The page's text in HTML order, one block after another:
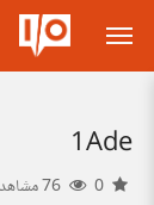
1Ade